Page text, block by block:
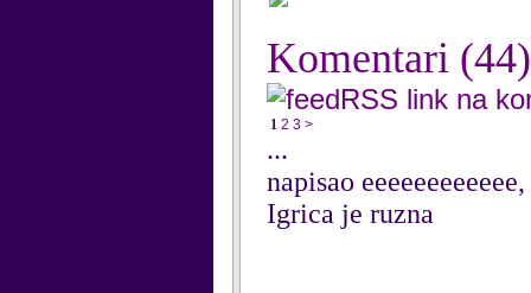
Komentari (44)
RSS link na
1 2 3 >
...
napisao
Igrica je ruzna